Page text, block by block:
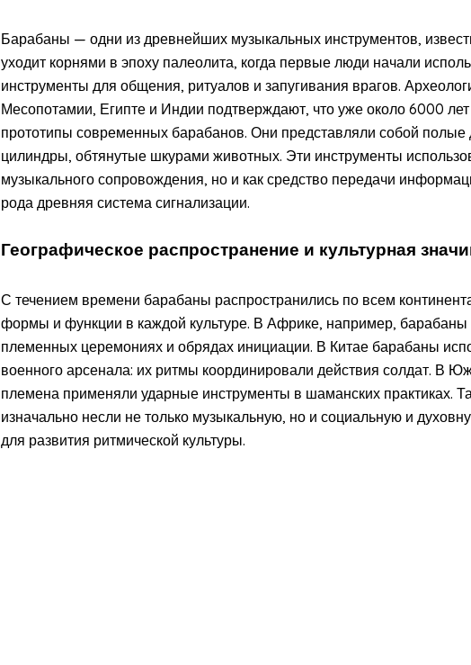
Барабаны — одни из древнейших музыкальных инструментов,
уходит корнями в эпоху палеолита, когда первые люди начали
инструменты для общения, ритуалов и запугивания врагов.
Месопотамии, Египте и Индии подтверждают, что уже около 6000
прототипы современных барабанов. Они представляли собой
цилиндры, обтянутые шкурами животных. Эти инструменты
музыкального сопровождения, но и как средство передачи
рода древняя система сигнализации.
Географическое распространение и культурная
С течением времени барабаны распространились по всем
формы и функции в каждой культуре. В Африке, например, барабаны
племенных церемониях и обрядах инициации. В Китае барабаны
военного арсенала: их ритмы координировали действия солдат. В
племена применяли ударные инструменты в шаманских практиках.
изначально несли не только музыкальную, но и социальную и
для развития ритмической культуры.